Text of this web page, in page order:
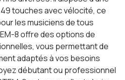
touches avec vélocité, ce
les musiciens de tous
8 offre des options de
vous permettant de
adaptés à vos besoins
débutant ou professionnel